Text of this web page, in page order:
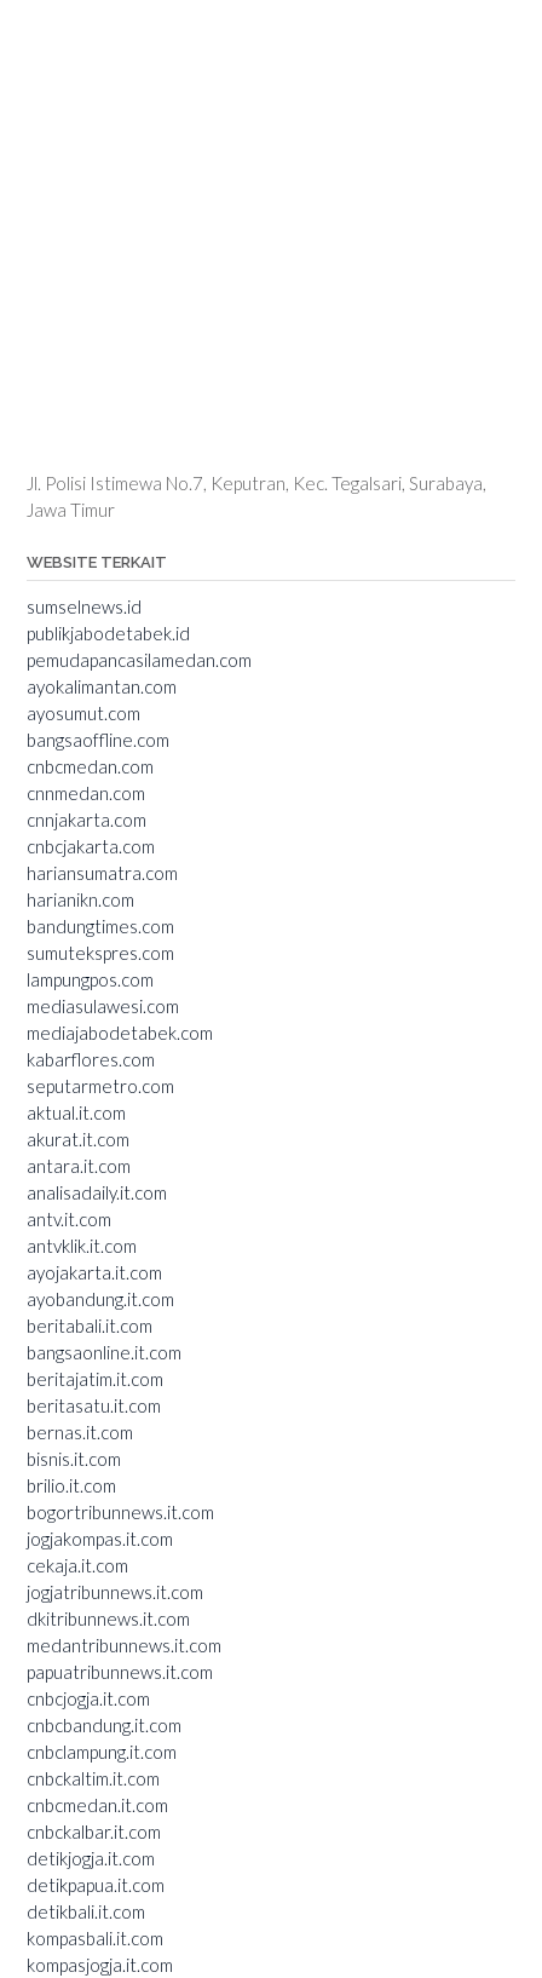
Jl. Polisi Istimewa No.7, Keputran, Kec. Tegalsari, Surabaya,
Jawa Timur
WEBSITE TERKAIT
sumselnews.id
publikjabodetabek.id
pemudapancasilamedan.com
ayokalimantan.com
ayosumut.com
bangsaoffline.com
cnbcmedan.com
cnnmedan.com
cnnjakarta.com
cnbcjakarta.com
hariansumatra.com
harianikn.com
bandungtimes.com
sumutekspres.com
lampungpos.com
mediasulawesi.com
mediajabodetabek.com
kabarflores.com
seputarmetro.com
aktual.it.com
akurat.it.com
antara.it.com
analisadaily.it.com
antv.it.com
antvklik.it.com
ayojakarta.it.com
ayobandung.it.com
beritabali.it.com
bangsaonline.it.com
beritajatim.it.com
beritasatu.it.com
bernas.it.com
bisnis.it.com
brilio.it.com
bogortribunnews.it.com
jogjakompas.it.com
cekaja.it.com
jogjatribunnews.it.com
dkitribunnews.it.com
medantribunnews.it.com
papuatribunnews.it.com
cnbcjogja.it.com
cnbcbandung.it.com
cnbclampung.it.com
cnbckaltim.it.com
cnbcmedan.it.com
cnbckalbar.it.com
detikjogja.it.com
detikpapua.it.com
detikbali.it.com
kompasbali.it.com
kompasjogja.it.com